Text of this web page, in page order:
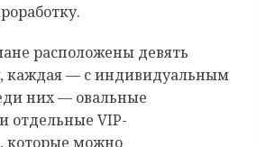
расположены девять
каждая — с индивидуальным
них — овальные
отдельные VIP-
которые можно